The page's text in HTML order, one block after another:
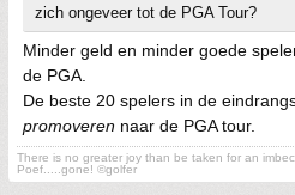
zich ongeveer tot de PGA Tour?
Minder geld en minder goede
de PGA.
De beste 20 spelers in de
promoveren naar de PGA tour.
There is no greater joy than be taken for an
Poef.....gone! ©golfer